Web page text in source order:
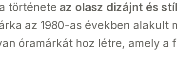
története az olasz dizájnt és
az 1980-as években alakult
óramárkát hoz létre, amely